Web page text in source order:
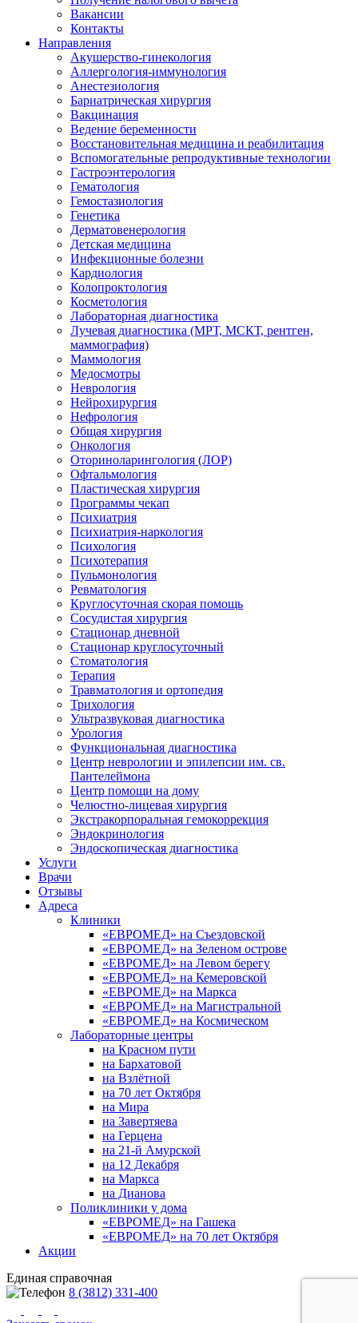
Вакансии
Контакты
Направления
Акушерство-гинекология
Аллергология-иммунология
Анестезиология
Бариатрическая хирургия
Вакцинация
Ведение беременности
Восстановительная медицина и реабилитация
Вспомогательные репродуктивные технологии
Гастроэнтерология
Гематология
Гемостазиология
Генетика
Дерматовенерология
Детская медицина
Инфекционные болезни
Кардиология
Колопроктология
Косметология
Лабораторная диагностика
Лучевая диагностика (МРТ, МСКТ, рентген,
маммография)
Маммология
Медосмотры
Неврология
Нейрохирургия
Нефрология
Общая хирургия
Онкология
Оториноларингология (ЛОР)
Офтальмология
Пластическая хирургия
Программы чекап
Психиатрия
Психиатрия-наркология
Психология
Психотерапия
Пульмонология
Ревматология
Круглосуточная скорая помощь
Сосудистая хирургия
Стационар дневной
Стационар круглосуточный
Стоматология
Терапия
Травматология и ортопедия
Трихология
Ультразвуковая диагностика
Урология
Функциональная диагностика
Центр неврологии и эпилепсии им. св.
Пантелеймона
Центр помощи на дому
Челюстно-лицевая хирургия
Экстракорпоральная гемокоррекция
Эндокринология
Эндоскопическая диагностика
Услуги
Врачи
Отзывы
Адреса
Клиники
«ЕВРОМЕД» на Съездовской
«ЕВРОМЕД» на Зеленом острове
«ЕВРОМЕД» на Левом берегу
«ЕВРОМЕД» на Кемеровской
«ЕВРОМЕД» на Маркса
«ЕВРОМЕД» на Магистральной
«ЕВРОМЕД» на Космическом
Лабораторные центры
на Красном пути
на Бархатовой
на Взлётной
на 70 лет Октября
на Мира
на Завертяева
на Герцена
на 21-й Амурской
на 12 Декабря
на Маркса
на Дианова
Поликлиники у дома
«ЕВРОМЕД» на Гашека
«ЕВРОМЕД» на 70 лет Октября
Акции
Единая справочная
8 (3812) 331-400